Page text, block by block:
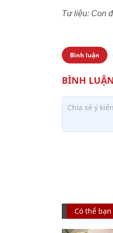
Tư liệu: Con
Bình luận
Có thể